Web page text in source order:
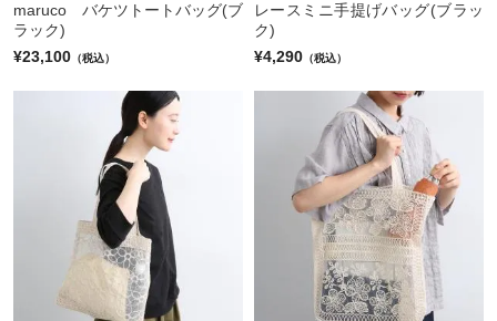
maruco バケツトートバッグ(ブ
ラック)
¥23,100 （税込）
レースミニ手提げバッグ(ブラッ
ク)
¥4,290 （税込）